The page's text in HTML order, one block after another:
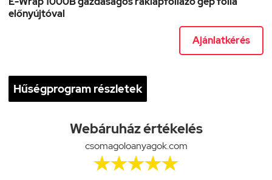
előnyújtóval
Ajánlatkérés
Hűségprogram részletek
Webáruház értékelés
csomagoloanyagok.com
